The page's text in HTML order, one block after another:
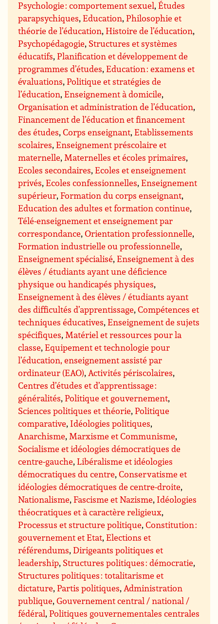
Psychologie : comportement sexuel,Études
parapsychiques,Education,Philosophie et
théorie de l’éducation,Histoire de l’éducation,
Psychopédagogie, Structures et systèmes
éducatifs,Planification et développement de
programmes d’études,Education : examens et
évaluations,Politique et stratégies de
l’éducation,Enseignement à domicile,
Organisation et administration de l’éducation,
Financement de l’éducation et financement
des études,Corps enseignant,Etablissements
scolaires,Enseignement préscolaire et
maternelle,Maternelles et écoles primaires,
Ecoles secondaires,Ecoles et enseignement
privés,Ecoles confessionnelles,Enseignement
supérieur,Formation du corps enseignant,
Education des adultes et formation continue,
Télé-enseignement et enseignement par
correspondance,Orientation professionnelle,
Formation industrielle ou professionnelle,
Enseignement spécialisé,Enseignement à des
élèves / étudiants ayant une déficience
physique ou handicapés physiques,
Enseignement à des élèves / étudiants ayant
des difficultés d’apprentissage,Compétences et
techniques éducatives,Enseignement de sujets
spécifiques,Matériel et ressources pour la
classe,Equipement et technologie pour
l’éducation, enseignement assisté par
ordinateur (EAO),Activités périscolaires,
Centres d’études et d’apprentissage :
généralités,Politique et gouvernement,
Sciences politiques et théorie,Politique
comparative, Idéologies politiques,
Anarchisme,Marxisme et Communisme,
Socialisme et idéologies démocratiques de
centre-gauche,Libéralisme et idéologies
démocratiques du centre,Conservatisme et
idéologies démocratiques de centre-droite,
Nationalisme,Fascisme et Nazisme, Idéologies
théocratiques et à caractère religieux,
Processus et structure politique,Constitution :
gouvernement et Etat,Elections et
référendums,Dirigeants politiques et
leadership, Structures politiques : démocratie,
Structures politiques : totalitarisme et
dictature,Partis politiques,Administration
publique,Gouvernement central / national /
fédéral,Politiques gouvernementales centrales